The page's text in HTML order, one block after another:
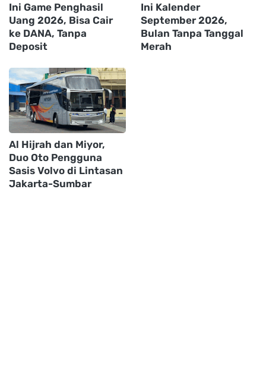
Ini Game Penghasil
Uang 2026, Bisa Cair
ke DANA, Tanpa
Deposit
Ini Kalender
September 2026,
Bulan Tanpa Tanggal
Merah
Al Hijrah dan Miyor,
Duo Oto Pengguna
Sasis Volvo di Lintasan
Jakarta-Sumbar